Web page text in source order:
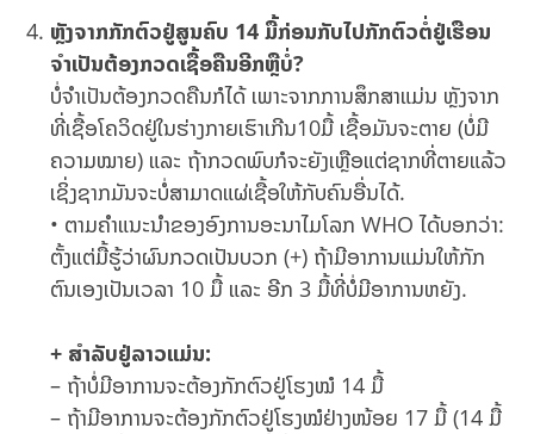
ຫຼັງຈາກກັກຕົວຢູ່ສູນຄົບ 14 ມື້ກ່ອນກັບໄປກັກຕົວຕໍ່ຢູ່ເຮືອນ
ຈຳເປັນຕ້ອງກວດເຊື້ອຄືນອີກຫຼືບໍ່?
ບໍ່ຈຳເປັນຕ້ອງກວດຄືນກໍໄດ້ ເພາະຈາກການສຶກສາແມ່ນ ຫຼັງຈາກ
ທີ່ເຊື້ອໂຄວິດຢູ່ໃນຮ່າງກາຍເຮົາເກີນ10ມື້ ເຊື້ອມັນຈະຕາຍ (ບໍ່ມີ
ຄວາມໝາຍ) ແລະ ຖ້າກວດພົບກໍຈະຍັງເຫຼືອແຕ່ຊາກທີ່ຕາຍແລ້ວ
ເຊິ່ງຊາກມັນຈະບໍ່ສາມາດແຜ່ເຊື້ອໃຫ້ກັບຄົນອື່ນໄດ້.
• ຕາມຄຳແນະນຳຂອງອົງການອະນາໄມໂລກ WHO ໄດ້ບອກວ່າ:
ຕັ້ງແຕ່ມື້ຮູ້ວ່າຜົນກວດເປັນບວກ (+) ຖ້າມີອາການແມ່ນໃຫ້ກັກ
ຕົນເອງເປັນເວລາ 10 ມື້ ແລະ ອີກ 3 ມື້ທີ່ບໍ່ມີອາການຫຍັງ.
+ ສຳລັບຢູ່ລາວແມ່ນ:
– ຖ້າບໍ່ມີອາການຈະຕ້ອງກັກຕົວຢູ່ໂຮງໝໍ 14 ມື້
– ຖ້າມີອາການຈະຕ້ອງກັກຕົວຢູ່ໂຮງໝໍຢ່າງໜ້ອຍ 17 ມື້ (14 ມື້